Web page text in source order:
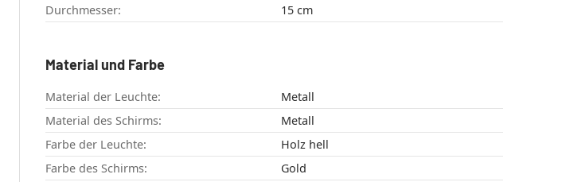
Durchmesser:
15 cm
Material und Farbe
Material der Leuchte:
Metall
Material des Schirms:
Metall
Farbe der Leuchte:
Holz hell
Farbe des Schirms:
Gold